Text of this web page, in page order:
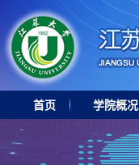
首页 学院概况